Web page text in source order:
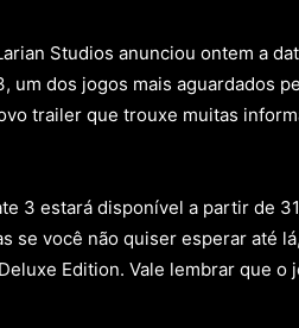
Studios anunciou ontem a
um dos jogos mais aguardados
trailer que trouxe muitas
3 estará disponível a partir de
se você não quiser esperar até
Edition. Vale lembrar que o